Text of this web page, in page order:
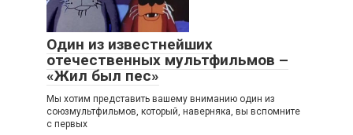
Один из известнейших
отечественных мультфильмов –
«Жил был пес»
Мы хотим представить вашему вниманию один из
союзмультфильмов, который, наверняка, вы вспомните
с первых